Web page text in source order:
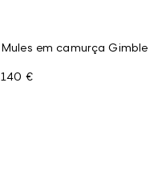
Mules em camurça Gimble
140 €